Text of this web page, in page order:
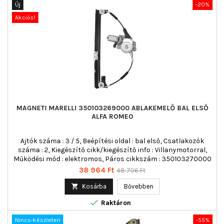
-20%
Új
Akciós!
MAGNETI MARELLI 350103269000 ABLAKEMELŐ BAL ELSŐ
ALFA ROMEO
Ajtók száma : 3 / 5, Beépítési oldal : bal első, Csatlakozók
száma : 2, Kiegészítő cikk/kiegészítő info : Villanymotorral,
Működési mód : elektromos, Páros cikkszám : 350103270000
Ár
38 964 Ft Normál
48 706 Ft
 Kosárba Bővebben
 Raktáron
-55%
Nincs-készleten